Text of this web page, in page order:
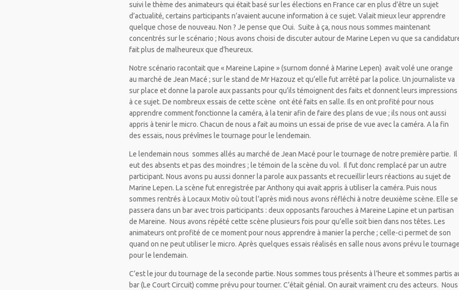
suivi le thème des animateurs qui était basé sur les élections en France car en plus d’être un sujet
d’actualité, certains participants n’avaient aucune information à ce sujet. Valait mieux leur apprendre
quelque chose de nouveau. Non ? Je pense que Oui. Suite à ça, nous nous sommes maintenant
concentrés sur le scénario ; Nous avons choisi de discuter autour de Marine Lepen vu que sa
fait plus de malheureux que d’heureux.
Notre scénario racontait que « Mareine Lapine » (surnom donné à Marine Lepen) avait volé une orange
au marché de Jean Macé ; sur le stand de Mr Hazouz et qu’elle fut arrêté par la police. Un journaliste va
sur place et donne la parole aux passants pour qu’ils témoignent des faits et donnent leurs impressions
à ce sujet. De nombreux essais de cette scène ont été faits en salle. Ils en ont profité pour nous
apprendre comment fonctionne la caméra, à la tenir afin de faire des plans de vue ; ils nous ont aussi
appris à tenir le micro. Chacun de nous a fait au moins un essai de prise de vue avec la caméra. A la fin
des essais, nous prévîmes le tournage pour le lendemain.
Le lendemain nous sommes allés au marché de Jean Macé pour le tournage de notre première partie. Il
eut des absents et pas des moindres ; le témoin de la scène du vol. Il fut donc remplacé par un autre
participant. Nous avons pu aussi donner la parole aux passants et recueillir leurs réactions au sujet de
Marine Lepen. La scène fut enregistrée par Anthony qui avait appris à utiliser la caméra. Puis nous
sommes rentrés à Locaux Motiv où tout l’après midi nous avons réfléchi à notre deuxième scène. Elle se
passera dans un bar avec trois participants : deux opposants farouches à Mareine Lapine et un partisan
de Mareine. Nous avons répété cette scène plusieurs fois pour qu’elle soit bien dans nos têtes. Les
animateurs ont profité de ce moment pour nous apprendre à manier la perche ; celle-ci permet de son
quand on ne peut utiliser le micro. Après quelques essais réalisés en salle nous avons prévu le
pour le lendemain.
C’est le jour du tournage de la seconde partie. Nous sommes tous présents à l’heure et sommes partis
bar (Le Court Circuit) comme prévu pour tourner. C’était génial. On aurait vraiment cru des acteurs. Nous